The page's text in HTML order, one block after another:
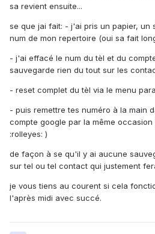
sa revient ensuite...
se que jai fait: - j'ai pris un papier, un
num de mon repertoire (oui sa fait
- j'ai effacé le num du tèl et du
sauvegarde rien du tout sur les
- reset complet du tèl via le menu
- puis remettre tes numéro à la main
compte google par la même
:rolleyes: )
de façon à se qu'il y ai aucune
sur tel ou tel contact qui justement
je vous tiens au courent si cela
l'après midi avec succé.